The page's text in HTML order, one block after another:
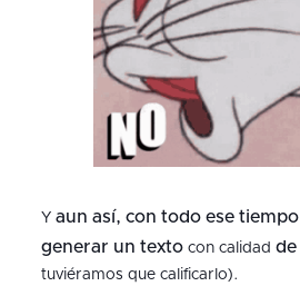
Y aun así, con todo ese tiempo
generar un textocon calidad de
tuviéramos que calificarlo).